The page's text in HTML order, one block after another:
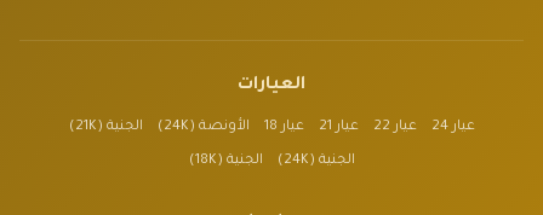
العيارات
عيار 24 عيار 22 عيار 21 عيار 18 الأونصة (24K) الجنية (21K)
الجنية (24K) الجنية (18K)